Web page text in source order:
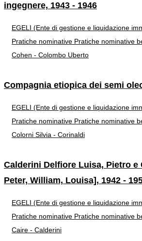
ingegnere, 1943 - 1946
EGELI (Ente di gestione e liquidazione
Pratiche nominative Pratiche nominative
Cohen - Colombo Uberto
Compagnia etiopica dei semi
EGELI (Ente di gestione e liquidazione
Pratiche nominative Pratiche nominative
Colorni Silvia - Corinaldi
Calderini Delfiore Luisa, Pietro e
Peter, William, Louisa], 1942 -
EGELI (Ente di gestione e liquidazione
Pratiche nominative Pratiche nominative
Caire - Calderini